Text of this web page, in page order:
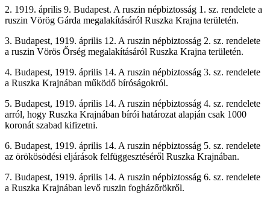
2. 1919. április 9. Budapest. A ruszin népbiztosság 1. sz. rendelete a
ruszin Vörög Gárda megalakításáról Ruszka Krajna területén.
3. Budapest, 1919. április 12. A ruszin népbiztosság 2. sz. rendelete
a ruszin Vörös Őrség megalakításáról Ruszka Krajna területén.
4. Budapest, 1919. április 14. A ruszin népbiztosság 3. sz. rendelete
a Ruszka Krajnában működő bíróságokról.
5. Budapest, 1919. április 14. A ruszin népbiztosság 4. sz. rendelete
arról, hogy Ruszka Krajnában bírói határozat alapján csak 1000
koronát szabad kifizetni.
6. Budapest, 1919. április 14. A ruszin népbiztosság 5. sz. rendelete
az örökösödési eljárások felfüggesztéséről Ruszka Krajnában.
7. Budapest, 1919. április 14. A ruszin népbiztosság 6. sz. rendelete
a Ruszka Krajnában levő ruszin fogházőrökről.